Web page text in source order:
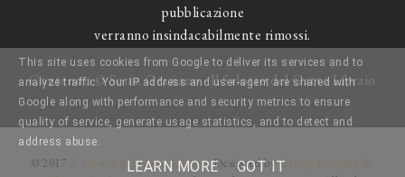
pubblicazione
verranno insindacabilmente rimossi.
Contenuti © Sonia Graziano - Il Salotto del Gatto Libraio
© 2017 Il Salotto del Gatto Libraio. Designed byCatnip Design | Be
This site uses cookies from Google to deliver its services and to
analyze traffic. Your IP address and user-agent are shared with
Google along with performance and security metrics to ensure
quality of service, generate usage statistics, and to detect and
address abuse.
LEARN MORE GOT IT